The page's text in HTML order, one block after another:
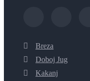
Breza
Doboj Jug
Kakanj